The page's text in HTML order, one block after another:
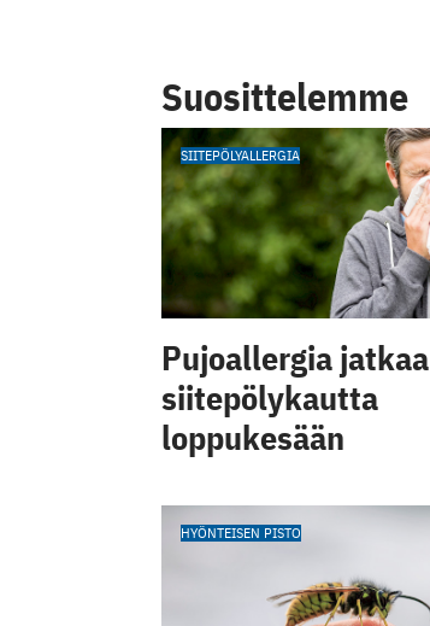
Suosittelemme
SIITEPÖLYALLERGIA
Pujoallergia jatkaa
siitepölykautta
loppukesään
HYÖNTEISEN PISTO